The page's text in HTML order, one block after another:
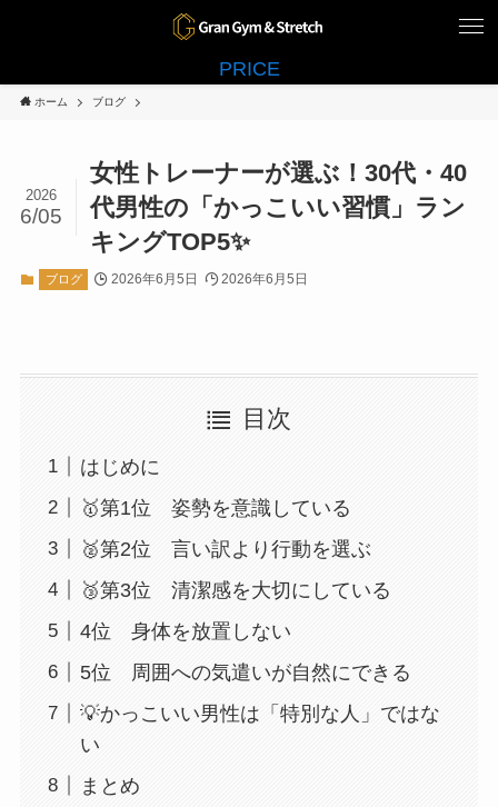
PRICE
ホーム ブログ
女性トレーナーが選ぶ！30代・40
代男性の「かっこいい習慣」ラン
キングTOP5✨
2026
6/05
ブログ 2026年6月5日 2026年6月5日
目次
はじめに
🥇第1位 姿勢を意識している
🥈第2位 言い訳より行動を選ぶ
🥉第3位 清潔感を大切にしている
4位 身体を放置しない
5位 周囲への気遣いが自然にできる
💡かっこいい男性は「特別な人」ではな
い
まとめ